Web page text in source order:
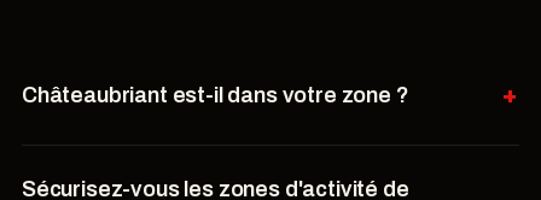
Châteaubriant est-il dans votre zone ?
Sécurisez-vous les zones d'activité de